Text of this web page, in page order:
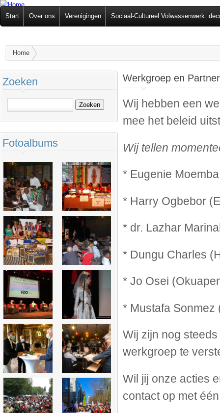
Federatie van
Zelforganisaties
Start Over ons Verenigingen Sociaal-Cultureel Volwassenwerk:
U bent hier
Home
Werkgroep en
Wij hebben een
mee het beleid
Wij tellen
* Eugenie
* Harry Ogbebor
* dr. Lazhar
* Dungu Charles
* Jo Osei
* Mustafa Sonmez
Wij zijn nog
werkgroep te
Wil jij onze acties
contact op met
Zoeken
Fotoalbums